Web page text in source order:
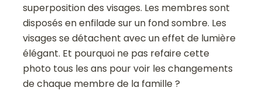
superposition des visages. Les membres sont
disposés en enfilade sur un fond sombre. Les
visages se détachent avec un effet de lumière
élégant. Et pourquoi ne pas refaire cette
photo tous les ans pour voir les changements
de chaque membre de la famille ?